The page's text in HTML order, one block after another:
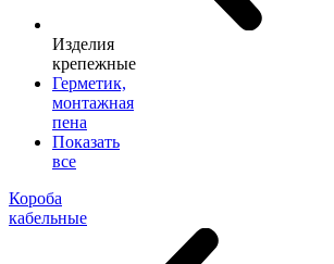
Изделия
крепежные
Герметик,
монтажная
пена
Показать
все
Короба
кабельные